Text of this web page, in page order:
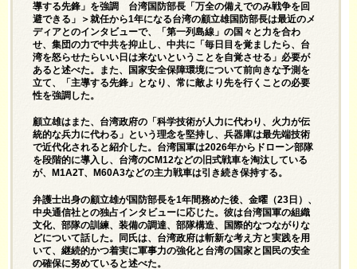
導する先鋒」を強調 台湾国防部長「万全の備えでのみ戦争を回
避できる」＞就任から1年になる台湾の顧立雄国防部長は最近のメ
ディアとのインタビューで、「第一列島線」の国々と力を合わ
せ、集団の力で中共を抑止し、中共に「毎日目を覚ましたら、台
湾を怒らせたらいい日は来ないということを自覚させる」必要が
あると述べた。また、国家安全保障環境について前向きな予測を
立て、「主導する先鋒」となり、常に敵より先を行くことの必要
性を強調した。
顧立雄はまた、台湾政府の「科学技術が人力に代わり、火力が伝
統的な兵力に代わる」という理念を堅持し、兵器庫は最先端技術
で近代化されると紹介した。台湾国軍は2026年からドローン部隊
を段階的に導入し、台湾のCM12などの旧式戦車を淘汰している
が、M1A2T、M60A3などの主力戦車は引き続き保持する。
弁護士出身の顧立雄が国防部長を1年間務めた後、金曜（23日）、
中央通信社との独占インタビューに応じた。彼は台湾国軍の組織
文化、部隊の訓練、装備の調達、部隊構造、国際的なつながりな
どについて話した。同氏は、台湾政府は斬新な考え方と実践を用
いて、継続的かつ着実に軍事力の強化と台湾の国家と国民の安全
の確保に努めて​​いると述べた。